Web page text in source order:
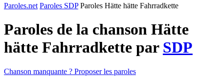
Paroles.net Paroles SDP Paroles Hätte hätte Fahrradkette
Paroles de la chanson Hätte
hätte Fahrradkette par SDP
Chanson manquante ? Proposer les paroles